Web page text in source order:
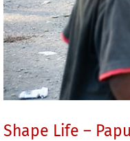
Shape Life –